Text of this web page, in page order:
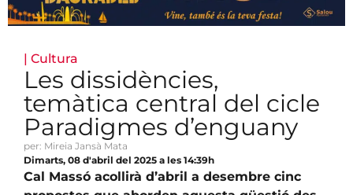
| Cultura
Les dissidències,
temàtica central del cicle
Paradigmes d’enguany
per: Mireia Jansà Mata
Dimarts, 08 d'abril del 2025 a les 14:39h
Cal Massó acollirà d’abril a desembre cinc